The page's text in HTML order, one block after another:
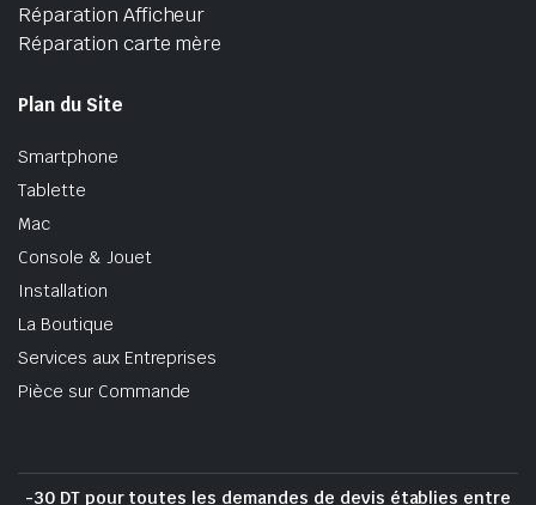
Réparation Afficheur
Réparation carte mère
Plan du Site
Smartphone
Tablette
Mac
Console & Jouet
Installation
La Boutique
Services aux Entreprises
Pièce sur Commande
-30 DT pour toutes les demandes de devis établies entre